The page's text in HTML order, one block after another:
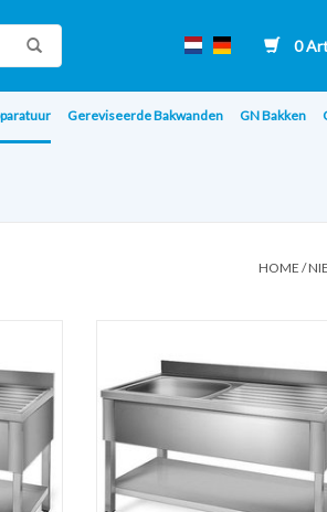
0
Gereviseerde Bakwanden GN Bakken
HOME /
TOEVOEGEN AAN